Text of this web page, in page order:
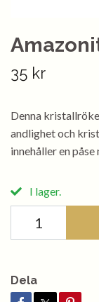
35 kr
Denna
andlighet och
innehåller en
I lager.
Dela